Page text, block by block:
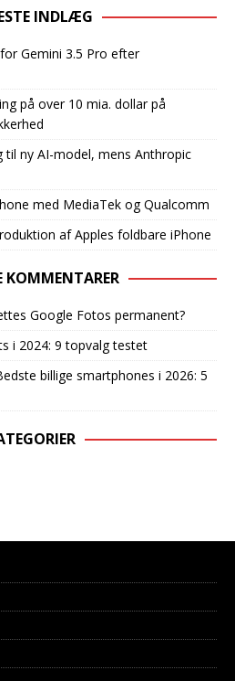
INDLÆG
Gemini 3.5 Pro efter
på over 10 mia. dollar på
til ny AI-model, mens Anthropic
med MediaTek og Qualcomm
af Apples foldbare iPhone
KOMMENTARER
Google Fotos permanent?
i 2024: 9 topvalg testet
billige smartphones i 2026: 5